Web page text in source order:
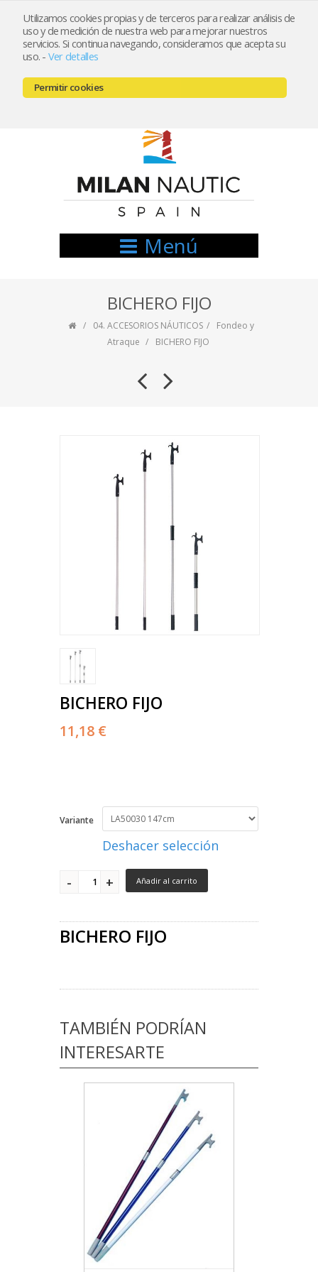
Utilizamos cookies propias y de terceros para realizar análisis de
uso y de medición de nuestra web para mejorar nuestros
servicios. Si continua navegando, consideramos que acepta su
uso. - Ver detalles
Permitir cookies
Registrarse Mi cuenta
666521122 // 654999333
Menú
BICHERO FIJO
04. ACCESORIOS NÁUTICOS
Fondeo y
Atraque
BICHERO FIJO
BICHERO FIJO
11,18 €
Variante
Deshacer selección
Añadir al carrito
BICHERO FIJO
TAMBIÉN PODRÍAN
INTERESARTE